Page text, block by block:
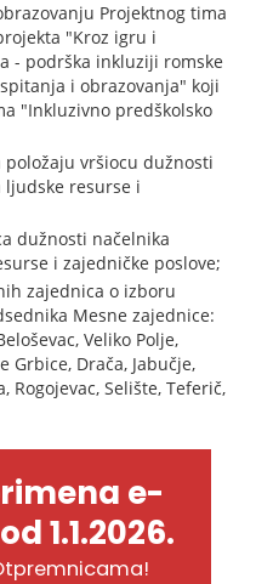
Projektnog tima
"Kroz igru i
- podrška inkluziji romske
i obrazovanja" koji
"Inkluzivno predškolsko
vršiocu dužnosti
ljudske resurse i
dužnosti načelnika
i zajedničke poslove;
zajednica o izboru
Mesne zajednice:
Veliko Polje,
Grbice, Drača, Jabučje,
Rogojevac, Selište, Teferič,
e-
1.1.2026.